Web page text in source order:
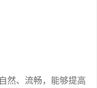
然、流畅，能够提高